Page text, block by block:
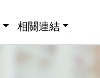
相關連結